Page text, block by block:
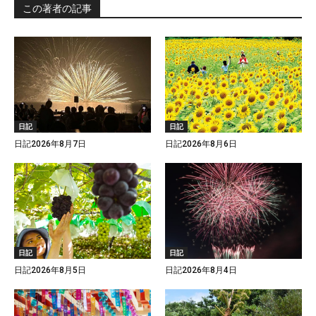
この著者の記事
日記
日記2026年8月7日
日記
日記2026年8月6日
日記
日記2026年8月5日
日記
日記2026年8月4日